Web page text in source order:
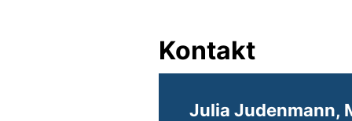
Kontakt
Julia Judenmann,